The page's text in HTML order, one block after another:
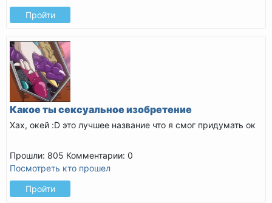
Пройти
Какое ты сексуальное изобретение
Хах, окей :D это лучшее название что я смог придумать ок
Прошли: 805 Комментарии: 0
Посмотреть кто прошел
Пройти